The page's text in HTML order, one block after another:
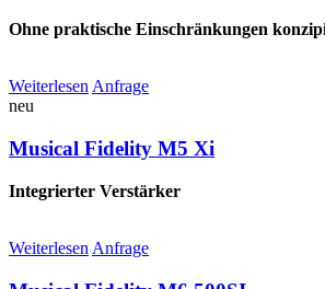
Ohne praktische Einschränkungen
Weiterlesen Anfrage
neu
Musical Fidelity M5 Xi
Integrierter Verstärker
Weiterlesen Anfrage